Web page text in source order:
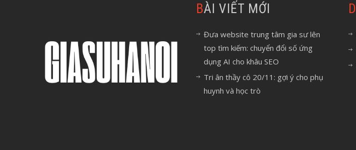
BÀI VIẾT MỚI
Đưa website trung tâm gia sư lên
top tìm kiếm: chuyển đổi số ứng
dụng AI cho khâu SEO
Tri ân thầy cô 20/11: gợi ý cho phụ
huynh và học trò